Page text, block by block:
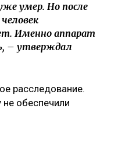
умер. Но после
Именно аппарат
– утверждал
расследование.
обеспечили